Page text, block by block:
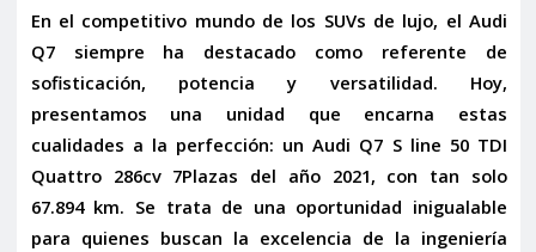
En el competitivo mundo de los SUVs de lujo, el Audi
Q7 siempre ha destacado como referente de
sofisticación, potencia y versatilidad. Hoy,
presentamos una unidad que encarna estas
cualidades a la perfección: unAudi Q7 S line 50 TDI
Quattro 286cv 7Plazas del año 2021, con tan solo
67.894 km. Se trata de una oportunidad inigualable
para quienes buscan la excelencia de la ingeniería